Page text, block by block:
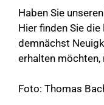
Haben Sie
Hier finden Sie die
demnächst
erhalten möchten,
Foto: Thomas